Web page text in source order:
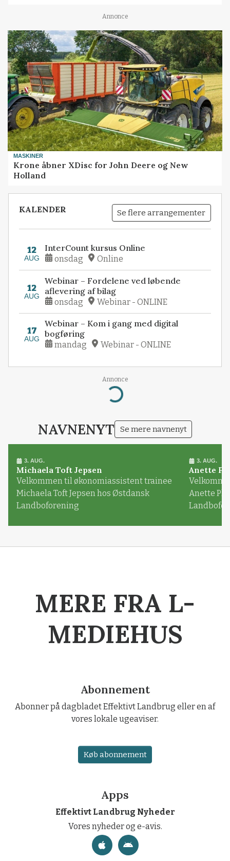
Annonce
MASKINER
Krone åbner XDisc for John Deere og New
Holland
KALENDER Se flere arrangementer
12
AUG
InterCount kursus Online
onsdag Online
12
AUG
Webinar – Fordelene ved løbende
aflevering af bilag
onsdag Webinar - ONLINE
17
AUG
Webinar – Kom i gang med digital
bogføring
mandag Webinar - ONLINE
Annonce
Loading...
NAVNENYT Se mere navnenyt
3. AUG.
Michaela Toft Jepsen
Velkommen til økonomiassistent trainee
Michaela Toft Jepsen hos Østdansk
Landboforening
3. AUG.
Anette
Anette
MERE FRA L-
MEDIEHUS
Abonnement
Abonner på dagbladet Effektivt Landbrug eller en af
vores lokale ugeaviser.
Køb abonnement
Apps
Effektivt Landbrug Nyheder
Vores nyheder og e-avis.